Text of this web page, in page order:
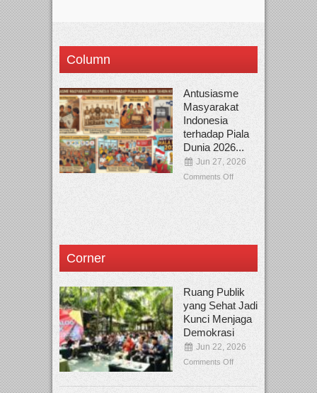
Column
Antusiasme
Masyarakat
Indonesia
terhadap Piala
Dunia 2026...
Jun 27, 2026
Comments Off
Corner
Ruang Publik
yang Sehat Jadi
Kunci Menjaga
Demokrasi
Jun 22, 2026
Comments Off